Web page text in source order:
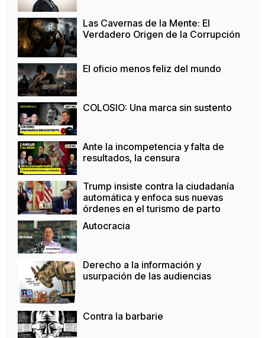
Las Cavernas de la Mente: El
Verdadero Origen de la Corrupción
El oficio menos feliz del mundo
COLOSIO: Una marca sin sustento
Ante la incompetencia y falta de
resultados, la censura
Trump insiste contra la ciudadanía
automática y enfoca sus nuevas
órdenes en el turismo de parto
Autocracia
Derecho a la información y
usurpación de las audiencias
Contra la barbarie